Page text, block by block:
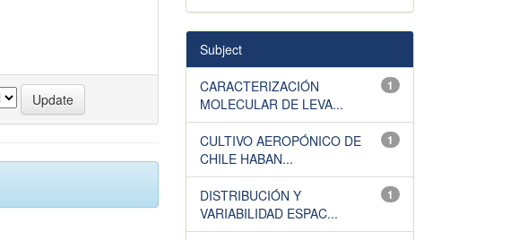
Subject
1
CARACTERIZACIÓN
MOLECULAR DE LEVA...
1
CULTIVO AEROPÓNICO DE
CHILE HABAN...
1
DISTRIBUCIÓN Y
VARIABILIDAD ESPAC...